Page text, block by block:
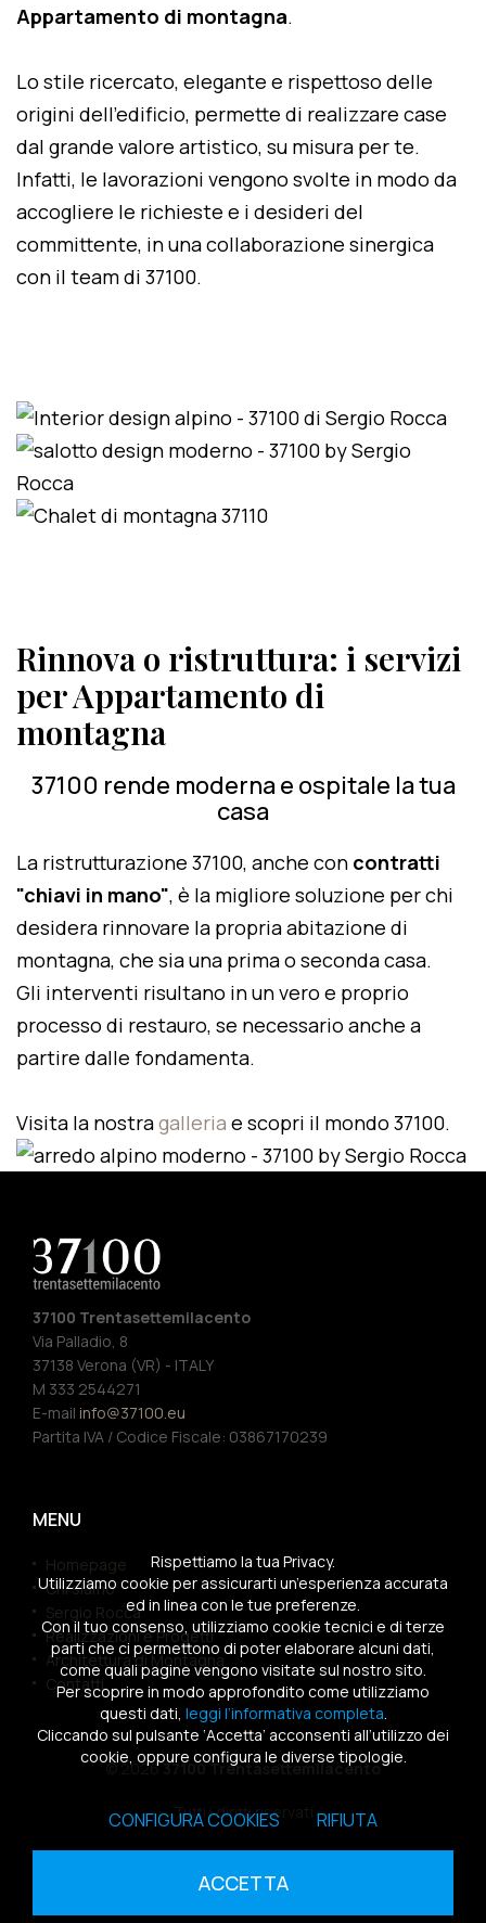
Appartamento di montagna.
Lo stile ricercato, elegante e rispettoso delle
origini dell'edificio, permette di realizzare case
dal grande valore artistico, su misura per te.
Infatti, le lavorazioni vengono svolte in modo da
accogliere le richieste e i desideri del
committente, in una collaborazione sinergica
con il team di 37100.
Rinnova o ristruttura: i servizi
per Appartamento di
montagna
37100 rende moderna e ospitale la tua
casa
La ristrutturazione 37100, anche con contratti
"chiavi in mano", è la migliore soluzione per chi
desidera rinnovare la propria abitazione di
montagna, che sia una prima o seconda casa.
Gli interventi risultano in un vero e proprio
processo di restauro, se necessario anche a
partire dalle fondamenta.
Visita la nostragalleria e scopri il mondo 37100.
37100 Trentasettemilacento
Via Palladio, 8
37138 Verona (VR) - ITALY
M 333 2544271
E-mail info@37100.eu
Partita IVA / Codice Fiscale: 03867170239
MENU
Homepage
Chi siamo
Sergio Rocca
Realizzazioni e Progetti
Architettura di Montagna
Contatti
© 202637100 Trentasettemilacento
Tutti i diritti riservati
Sitemap|Privacy Policy|Cookies Policy
Rispettiamo la tua Privacy.
Utilizziamo cookie per assicurarti un’esperienza accurata
ed in linea con le tue preferenze.
Con il tuo consenso, utilizziamo cookie tecnici e di terze
parti che ci permettono di poter elaborare alcuni dati,
come quali pagine vengono visitate sul nostro sito.
Per scoprire in modo approfondito come utilizziamo
questi dati, leggi l’informativa completa.
Cliccando sul pulsante ‘Accetta’ acconsenti all’utilizzo dei
cookie, oppure configura le diverse tipologie.
CONFIGURA COOKIES RIFIUTA
ACCETTA